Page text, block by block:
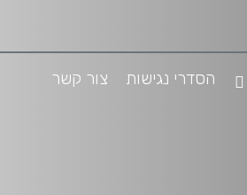
הסדרי נגישות צור קשר